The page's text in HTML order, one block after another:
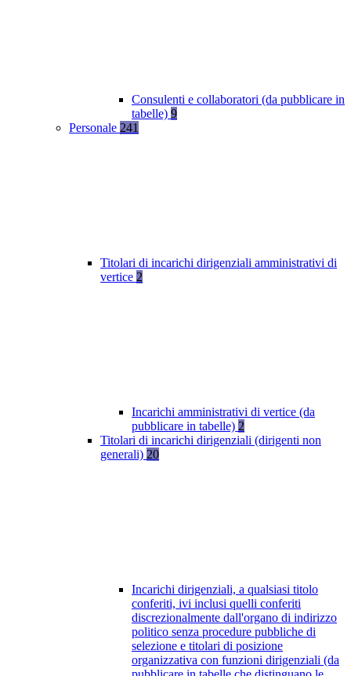
Consulenti e collaboratori (da pubblicare in
tabelle) 9
Personale 241
Titolari di incarichi dirigenziali amministrativi di
vertice 2
Incarichi amministrativi di vertice (da
pubblicare in tabelle) 2
Titolari di incarichi dirigenziali (dirigenti non
generali) 20
Incarichi dirigenziali, a qualsiasi titolo
conferiti, ivi inclusi quelli conferiti
discrezionalmente dall'organo di indirizzo
politico senza procedure pubbliche di
selezione e titolari di posizione
organizzativa con funzioni dirigenziali (da